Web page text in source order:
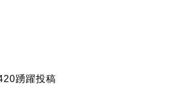
踴躍投稿